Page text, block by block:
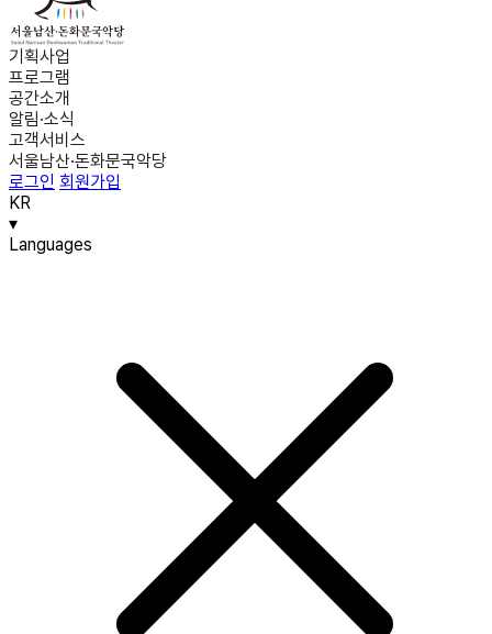
기획사업
프로그램
공간소개
알림·소식
고객서비스
서울남산·돈화문국악당
로그인 회원가입
KR
▾
Languages